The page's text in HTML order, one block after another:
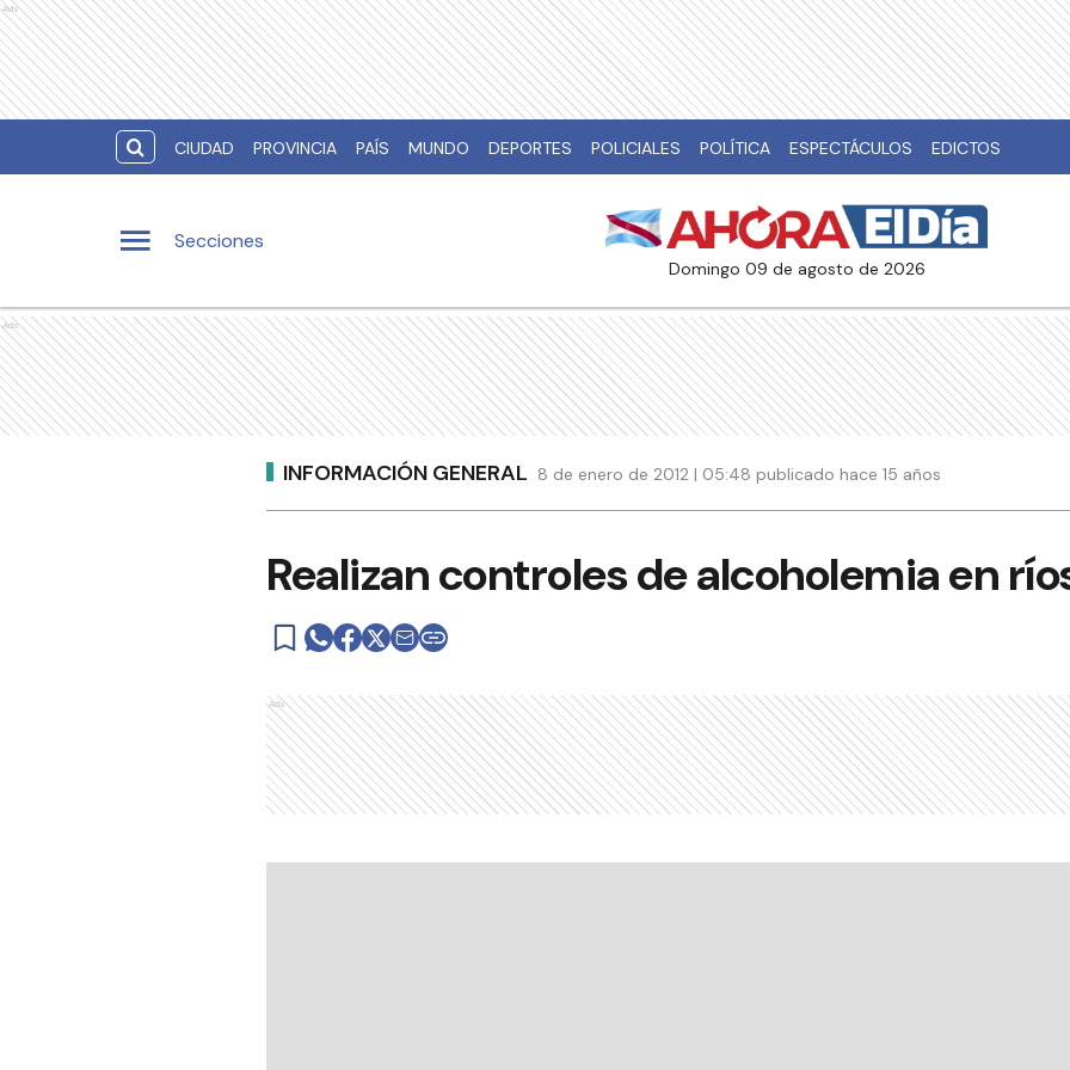
Ads
CIUDAD PROVINCIA PAÍS MUNDO DEPORTES POLICIALES POLÍTICA ESPECTÁCULOS EDICTOS
Secciones
domingo 09 de agosto de 2026
Ads
INFORMACIÓN GENERAL 8 de enero de 2012 | 05:48 publicado hace 15 años
Realizan controles de alcoholemia en
Ads